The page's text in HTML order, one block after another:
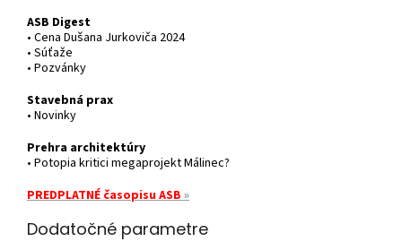
ASB Digest
• Cena Dušana Jurkoviča 2024
• Súťaže
• Pozvánky
Stavebná prax
• Novinky
Prehra architektúry
• Potopia kritici megaprojekt Málinec?
PREDPLATNÉ časopisu ASB »
Dodatočné parametre